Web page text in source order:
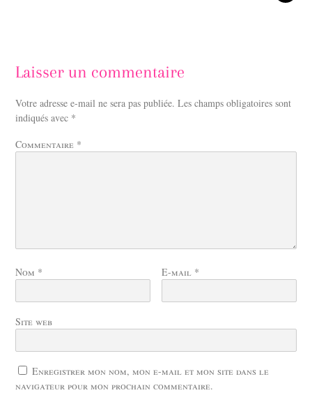
Laisser un commentaire
Votre adresse e-mail ne sera pas publiée. Les champs obligatoires sont
indiqués avec *
Commentaire *
Nom * E-mail *
Site web
Enregistrer mon nom, mon e-mail et mon site dans le
navigateur pour mon prochain commentaire.